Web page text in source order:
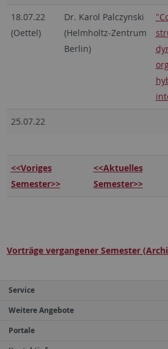
18.07.22
(Oettel)
Dr. Karol Palczynski
(Helmholtz-Zentrum
Berlin)
25.07.22
<<Voriges
Semester>>
<<Aktuelles
Semester>>
Vorträge vergangener Semester
Service
Weitere Angebote
Portale